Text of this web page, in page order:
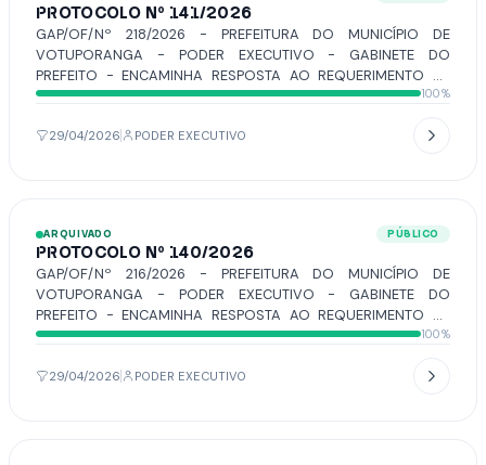
PROTOCOLO Nº 141/2026
GAP/OF/Nº 218/2026 - PREFEITURA DO MUNICÍPIO DE
VOTUPORANGA - PODER EXECUTIVO - GABINETE DO
PREFEITO - ENCAMINHA RESPOSTA AO REQUERIMENTO Nº
56/2026, DE AUTORIA DO VEREADOR MARCÃO BRAZ.
100%
29/04/2026 PODER EXECUTIVO
ARQUIVADO PÚBLICO
PROTOCOLO Nº 140/2026
GAP/OF/Nº 216/2026 - PREFEITURA DO MUNICÍPIO DE
VOTUPORANGA - PODER EXECUTIVO - GABINETE DO
PREFEITO - ENCAMINHA RESPOSTA AO REQUERIMENTO Nº
55/2026, DE AUTORIA DA VEREADORA DÉBORA ROMANI.
100%
29/04/2026 PODER EXECUTIVO